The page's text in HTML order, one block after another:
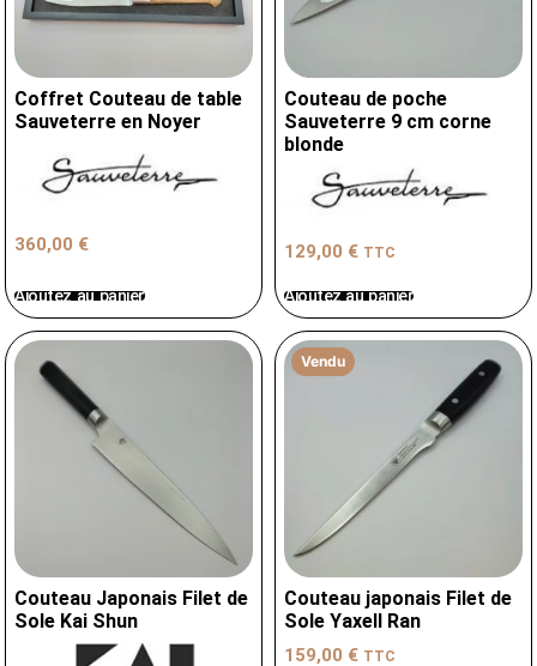
Coffret Couteau de table
Sauveterre en Noyer
360,00 €
Ajoutez au panier
Couteau de poche
Sauveterre 9 cm corne
blonde
129,00 € TTC
Ajoutez au panier
Couteau Japonais Filet de
Sole Kai Shun
Vendu
Couteau japonais Filet de
Sole Yaxell Ran
159,00 € TTC